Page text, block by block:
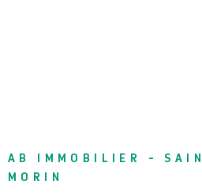
AB IMMOBILIER -
MORIN